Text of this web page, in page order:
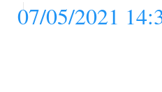
07/05/2021